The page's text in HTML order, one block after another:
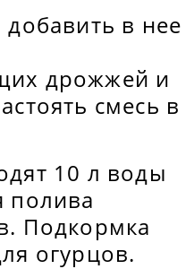
добавить в нее
дрожжей и
смесь в
10 л воды
полива
Подкормка
огурцов.